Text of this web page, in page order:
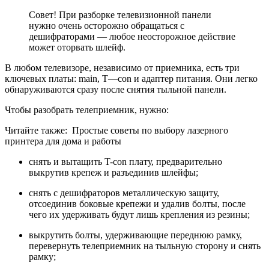
Совет! При разборке телевизионной панели
нужно очень осторожно обращаться с
дешифраторами — любое неосторожное действие
может оторвать шлейф.
В любом телевизоре, независимо от приемника, есть три
ключевых платы: main, T—con и адаптер питания. Они легко
обнаруживаются сразу после снятия тыльной панели.
Чтобы разобрать телеприемник, нужно:
Читайте также: Простые советы по выбору лазерного
принтера для дома и работы
снять и вытащить T-con плату, предварительно
выкрутив крепеж и разъединив шлейфы;
снять с дешифраторов металлическую защиту,
отсоединив боковые крепежи и удалив болты, после
чего их удерживать будут лишь крепления из резины;
выкрутить болты, удерживающие переднюю рамку,
перевернуть телеприемник на тыльную сторону и снять
рамку;